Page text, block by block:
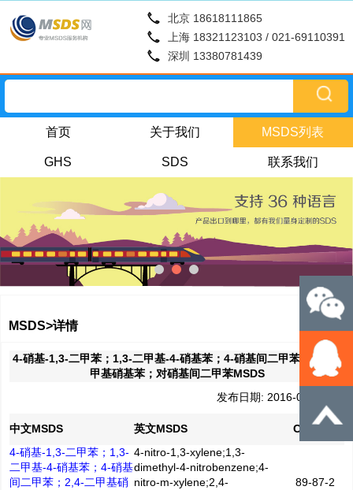
北京 18618111865
上海 18321123103 / 021-69110391
深圳 13380781439
首页 关于我们 MSDS列表
GHS SDS 联系我们
MSDS>详情
4-硝基-1,3-二甲苯；1,3-二甲基-4-硝基苯；4-硝基间二甲苯；2,4-二
甲基硝基苯；对硝基间二甲苯MSDS
发布日期: 2016-04-21
中文MSDS 英文MSDS
CAS No.
4-硝基-1,3-二甲苯；1,3-
二甲基-4-硝基苯；4-硝基
间二甲苯；2,4-二甲基硝
4-nitro-1,3-xylene;1,3-
dimethyl-4-nitrobenzene;4-
nitro-m-xylene;2,4-
89-87-2